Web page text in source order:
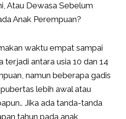
Atau Dewasa Sebelum
Anak Perempuan?
waktu empat sampai
terjadi antara usia 10 dan 14
namun beberapa gadis
lebih awal atau
Jika ada tanda-tanda
tahun pada anak